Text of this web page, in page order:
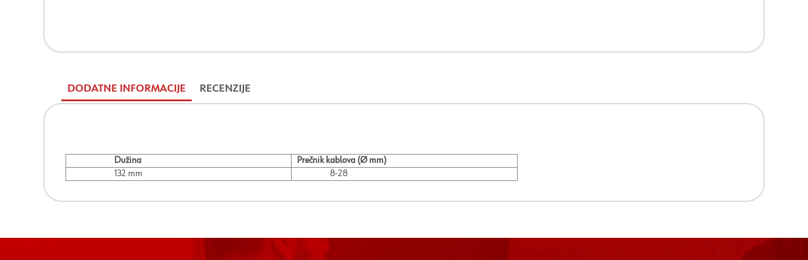
DODATNE INFORMACIJE RECENZIJE
Dužina
Prečnik kablova (Ø mm)
132 mm
8-28